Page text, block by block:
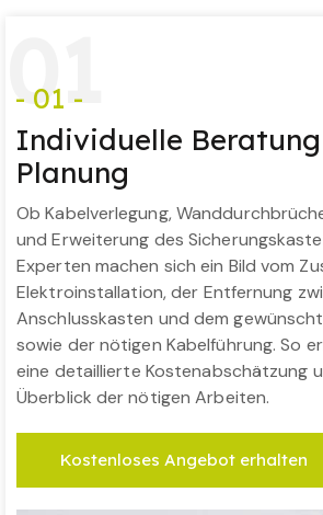
01
- 01 -
Individuelle
Planung
Ob Kabelverlegung,
und Erweiterung des
Experten machen sich ein Bild vom
Elektroinstallation, der Entfernung
Anschlusskasten und dem
sowie der nötigen Kabelführung. So
eine detaillierte Kostenabschätzung
Überblick der nötigen Arbeiten.
Kostenloses Angebot erhalten